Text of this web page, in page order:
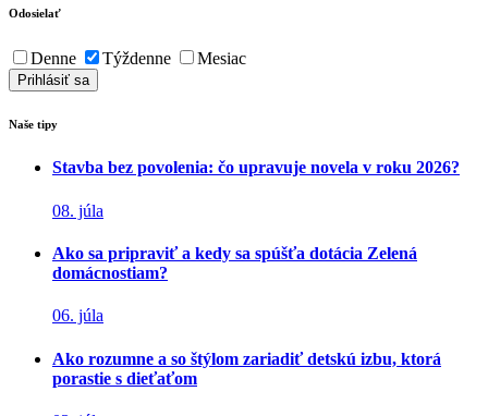
Odosielať
Denne Týždenne Mesiac
Naše tipy
Stavba bez povolenia: čo upravuje novela v roku 2026?
08. júla
Ako sa pripraviť a kedy sa spúšťa dotácia Zelená
domácnostiam?
06. júla
Ako rozumne a so štýlom zariadiť detskú izbu, ktorá
porastie s dieťaťom